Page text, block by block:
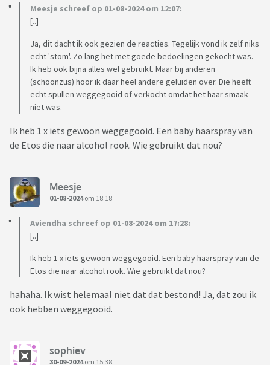
Meesje schreef op 01-08-2024 om 12:07:
[..]
Ja, dit dacht ik ook gezien de reacties. Tegelijk vond ik zelf niks
echt 'stom'. Zo lang het met goede bedoelingen gekocht was.
Ik heb ook bijna alles wel gebruikt. Maar bij anderen
(schoonzus) hoor ik daar heel andere geluiden over. Die heeft
echt spullen weggegooid of verkocht omdat het haar smaak
niet was.
Ik heb 1 x iets gewoon weggegooid. Een baby haarspray van
de Etos die naar alcohol rook. Wie gebruikt dat nou?
Meesje
01-08-2024om 18:18
Aviendha schreef op 01-08-2024 om 17:28:
[..]
Ik heb 1 x iets gewoon weggegooid. Een baby haarspray van de
Etos die naar alcohol rook. Wie gebruikt dat nou?
hahaha. Ik wist helemaal niet dat dat bestond! Ja, dat zou ik
ook hebben weggegooid.
sophiev
30-09-2024om 15:38